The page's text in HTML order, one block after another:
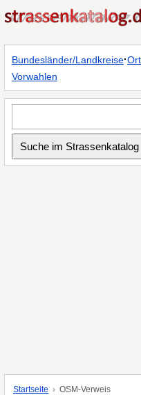
Bundesländer/Landkreise·
Vorwahlen
Startseite OSM-Verweis